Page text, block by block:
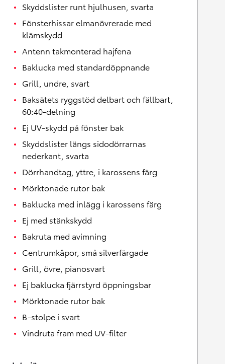
Skyddslister runt hjulhusen, svarta
Fönsterhissar elmanövrerade med
klämskydd
Antenn takmonterad hajfena
Baklucka med standardöppnande
Grill, undre, svart
Baksätets ryggstöd delbart och fällbart,
60:40-delning
Ej UV-skydd på fönster bak
Skyddslister längs sidodörrarnas
nederkant, svarta
Dörrhandtag, yttre, i karossens färg
Mörktonade rutor bak
Baklucka med inlägg i karossens färg
Ej med stänkskydd
Bakruta med avimning
Centrumkåpor, små silverfärgade
Grill, övre, pianosvart
Ej baklucka fjärrstyrd öppningsbar
Mörktonade rutor bak
B-stolpe i svart
Vindruta fram med UV-filter